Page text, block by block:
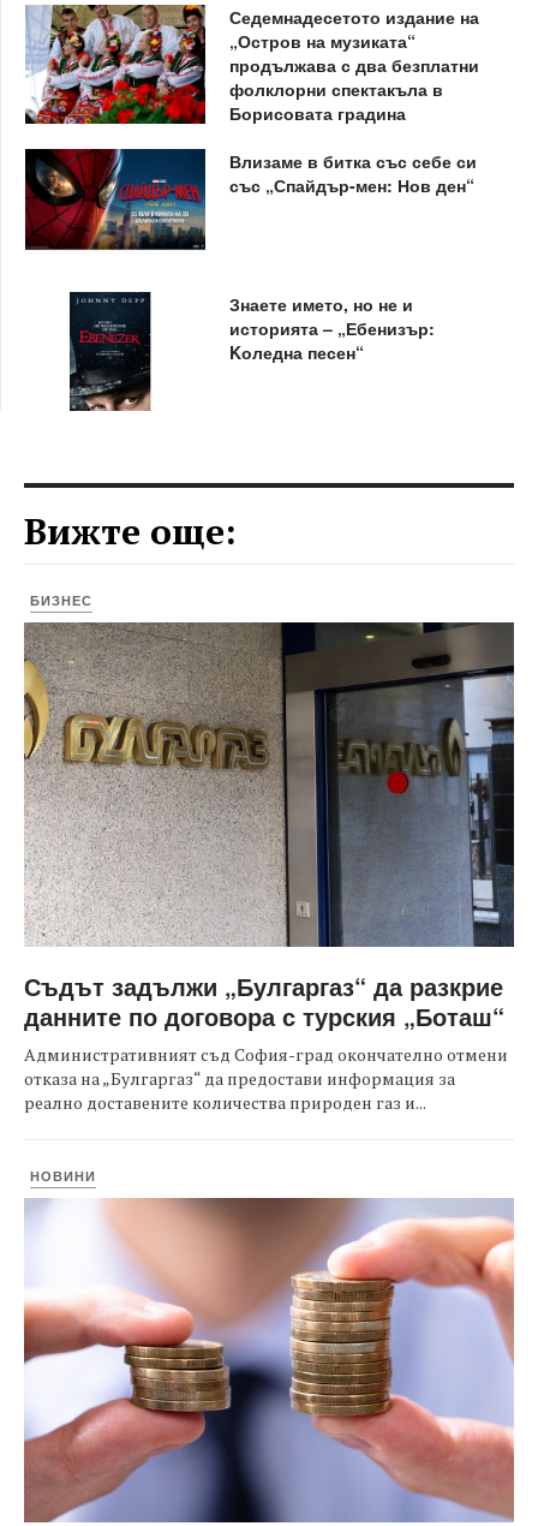
Седемнадесетото издание на
„Остров на музиката“
продължава с два безплатни
фолклорни спектакъла в
Борисовата градина
Влизаме в битка със себе си
със „Спайдър-мен: Нов ден“
Знаете името, но не и
историята – „Ебенизър:
Kоледна песен“
Вижте още:
БИЗНЕС
Съдът задължи „Булгаргаз“ да разкрие
данните по договора с турския „Боташ“
Административният съд София-град окончателно отмени
отказа на „Булгаргаз“ да предостави информация за
реално доставените количества природен газ и...
НОВИНИ